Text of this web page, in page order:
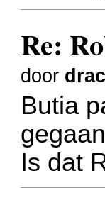
Re:
door
Butia
Is dat